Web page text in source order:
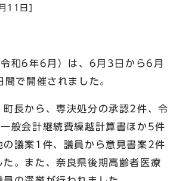
11日
和6年6月）は、6月3日から6月
で開催されました。
長から、専決処分の承認2件、令
般会計継続費繰越計算書ほか5件
の議案1件、議員から意見書案2件
た。また、奈良県後期高齢者医療